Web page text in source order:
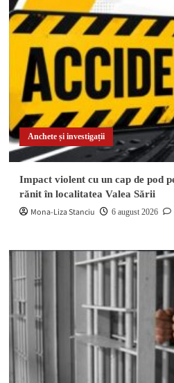
Anchete și investigații
Impact violent cu un cap de pod
rănit în localitatea Valea Sării
Mona-Liza Stanciu 6 august 2026